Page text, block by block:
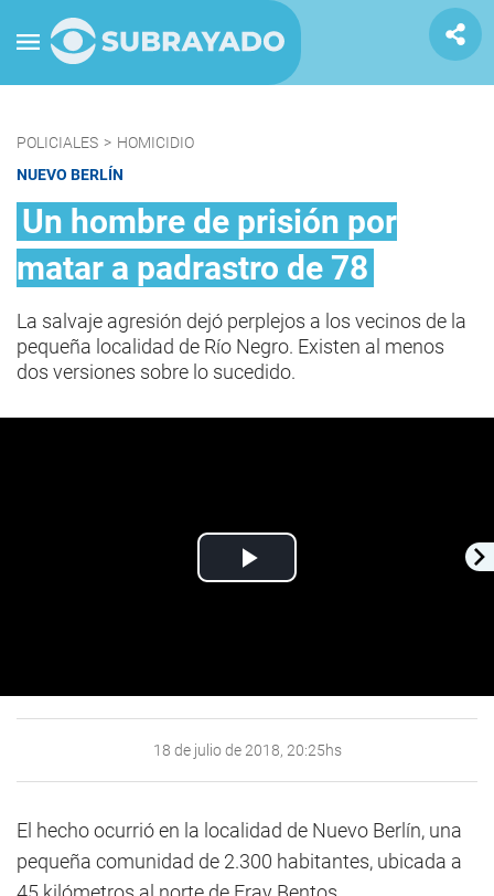
POLICIALES > HOMICIDIO
NUEVO BERLÍN
Un hombre de prisión por
matar a padrastro de 78
La salvaje agresión dejó perplejos a los vecinos de la
pequeña localidad de Río Negro. Existen al menos
dos versiones sobre lo sucedido.
Play
18 de julio de 2018, 20:25hs
El hecho ocurrió en la localidad de Nuevo Berlín, una
pequeña comunidad de 2.300 habitantes, ubicada a